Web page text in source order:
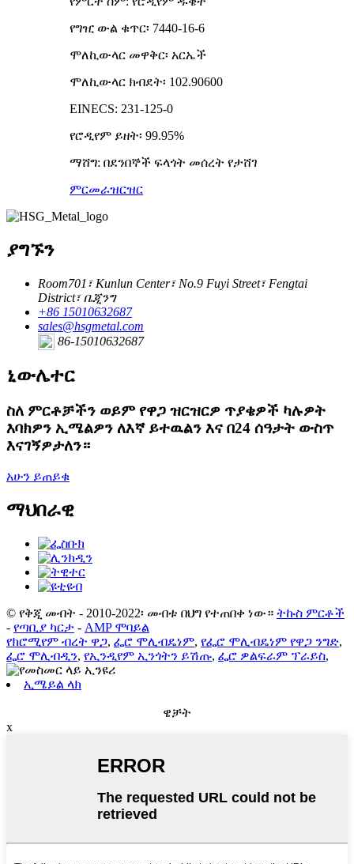
የግዢ ውል ቁጥር፡ 7440-16-6
ሞለኪውላር መዋቅር፡ አርኤች
ሞለኪውላር ክብደት፡ 102.90600
EINECS: 231-125-0
የሮዲየም ይዘት፡ 99.95%
ማሸግ: በደንበኞች ፍላጎት መሰረት የታሸገ
ምርመራዝርዝር
ያግኙን
Room701፣ Kunlun Center፣ No.9 Fuyi Street፣ Fengtai
District፣ ቤጂንግ
+86 15010632687
sales@hsgmetal.com
86-15010632687
ኒውሌተር
ስለ ምርቶቻችን ወይም የዋጋ ዝርዝርዎ ጥያቄዎች ካሉዎት
እባክዎን ኢሜልዎን ለእኛ ይተዉልን እና በ24 ሰዓታት ውስጥ
እናገኝዎታለን።
አሁን ይጠይቁ
ማህበራዊ
© የቅጂ መብት - 2010-2022፡ መብቱ በህግ የተጠበቀ ነው። ትኩስ ምርቶች
- የጣቢያ ካርታ - AMP ሞባይል
የክሮሚየም ብረት ዋጋ, ፌሮ ሞሊብዴነም, የፌሮ ሞሊብዴነም የዋጋ ንግድ,
ፌሮ ሞሊብዲን, የኢንዲየም ኢንጎትን ይሽጡ, ፌሮ ዎልፍራም ፕራይስ,
ኢሜይል ላክ
ዌቻት
x